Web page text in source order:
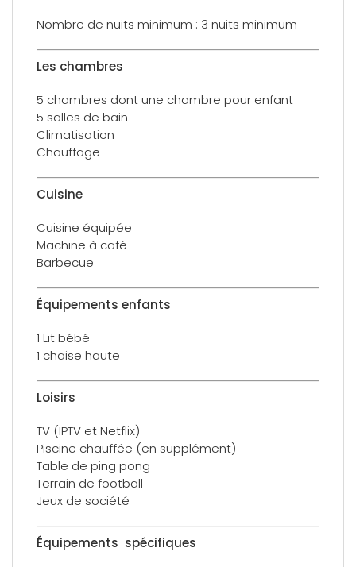
Nombre de nuits minimum : 3 nuits minimum
Les chambres
5 chambres dont une chambre pour enfant
5 salles de bain
Climatisation
Chauffage
Cuisine
Cuisine équipée
Machine à café
Barbecue
Équipements enfants
1 Lit bébé
1 chaise haute
Loisirs
TV (IPTV et Netflix)
Piscine chauffée (en supplément)
Table de ping pong
Terrain de football
Jeux de société
Équipements spécifiques